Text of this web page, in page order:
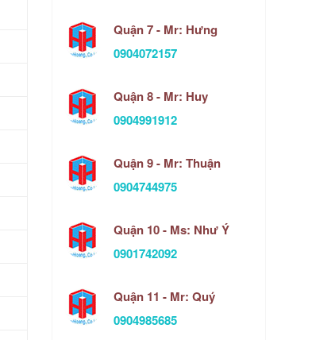
Quận 7 - Mr: Hưng
0904072157
Quận 8 - Mr: Huy
0904991912
Quận 9 - Mr: Thuận
0904744975
Quận 10 - Ms: Như Ý
0901742092
Quận 11 - Mr: Quý
0904985685